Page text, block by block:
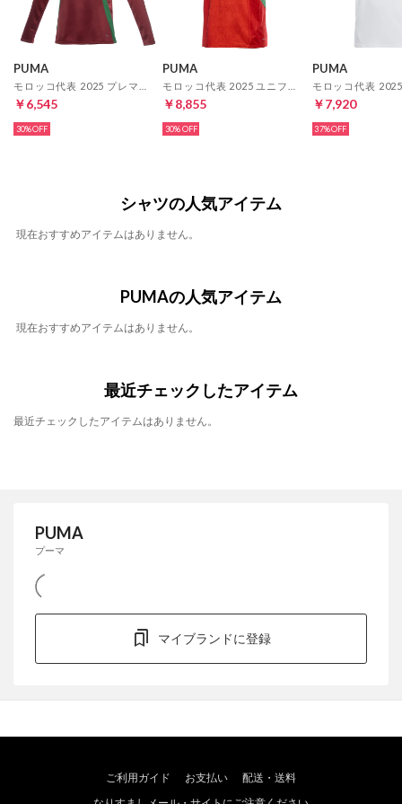
PUMA
￥6,545
30%
PUMA
￥8,855
30%
PUMA
￥7,920
37%
シャツの人気アイテム
現在おすすめアイテムはありません。
PUMAの人気アイテム
現在おすすめアイテムはありません。
最近チェックしたアイテム
最近チェックしたアイテムはありません。
PUMA
プーマ
マイブランドに登録
ご利用ガイド お支払い
配送・送料